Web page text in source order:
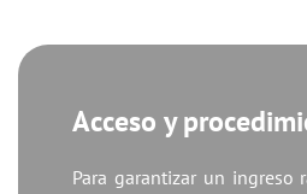
Acceso y
Para garantizar un ingreso